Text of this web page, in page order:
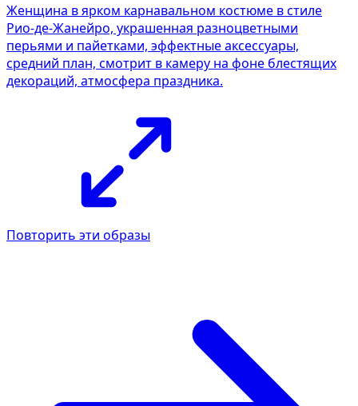
Женщина в ярком карнавальном костюме в стиле
Рио-де-Жанейро, украшенная разноцветными
перьями и пайетками, эффектные аксессуары,
средний план, смотрит в камеру на фоне блестящих
декораций, атмосфера праздника.
Повторить эти образы